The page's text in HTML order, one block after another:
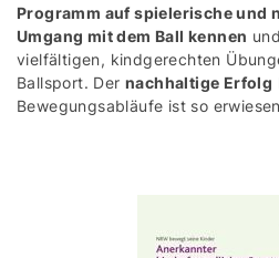
Programm auf spielerische und
Umgang mit dem Ball kennen
vielfältigen, kindgerechten
Ballsport. Dernachhaltige Erfolg
Bewegungsabläufe ist so